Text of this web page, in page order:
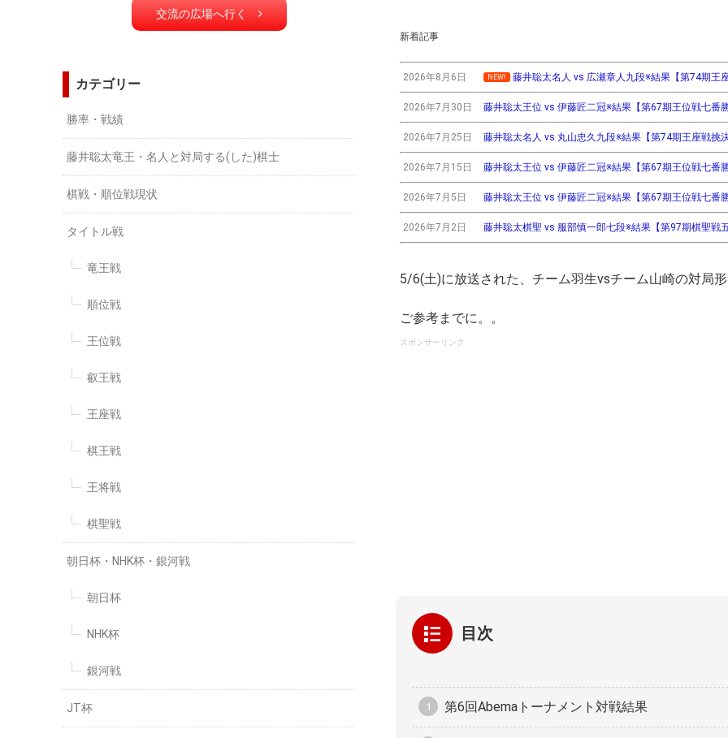
新着記事
2026年8月6日 NEW! 藤井聡太名人 vs 広瀬章人九段※結果【第74期王
2026年7月30日 藤井聡太王位 vs 伊藤匠二冠※結果【第67期王位戦七
2026年7月25日 藤井聡太名人 vs 丸山忠久九段※結果【第74期王座戦
2026年7月15日 藤井聡太王位 vs 伊藤匠二冠※結果【第67期王位戦七
2026年7月5日 藤井聡太王位 vs 伊藤匠二冠※結果【第67期王位戦七番
2026年7月2日 藤井聡太棋聖 vs 服部慎一郎七段※結果【第97期棋聖戦
5/6(土)に放送された、チーム羽生vsチーム山崎の対局
ご参考までに。。
スポンサーリンク
目次
第6回Abemaトーナメント対戦結果
交流の広場へ行く
カテゴリー
勝率・戦績
藤井聡太竜王・名人と対局する(した)棋士
棋戦・順位戦現状
タイトル戦
竜王戦
順位戦
王位戦
叡王戦
王座戦
棋王戦
王将戦
棋聖戦
朝日杯・NHK杯・銀河戦
朝日杯
NHK杯
銀河戦
JT杯